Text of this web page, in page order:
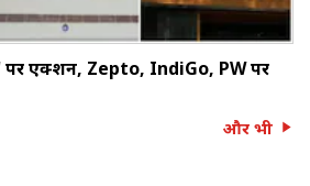
पर एक्शन, Zepto, IndiGo, PW पर
और भी